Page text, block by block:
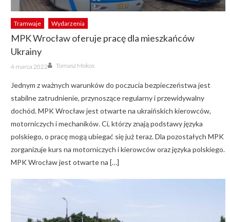
Tramwaje Wydarzenia
MPK Wrocław oferuje pracę dla mieszkańców
Ukrainy
Posted
on
4 marca 2022 Author
Tomasz Mokos
Jednym z ważnych warunków do poczucia bezpieczeństwa jest
stabilne zatrudnienie, przynoszące regularny i przewidywalny
dochód. MPK Wrocław jest otwarte na ukraińskich kierowców,
motorniczych i mechaników. Ci, którzy znają podstawy języka
polskiego, o pracę mogą ubiegać się już teraz. Dla pozostałych MPK
zorganizuje kurs na motorniczych i kierowców oraz języka polskiego.
MPK Wrocław jest otwarte na […]